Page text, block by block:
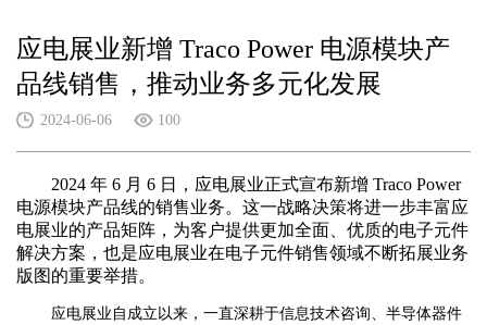
应电展业新增 Traco Power 电源模块产
品线销售，推动业务多元化发展
2024-06-06 100
2024 年 6 月 6 日，应电展业正式宣布新增 Traco Power
电源模块产品线的销售业务。这一战略决策将进一步丰富应
电展业的产品矩阵，为客户提供更加全面、优质的电子元件
解决方案，也是应电展业在电子元件销售领域不断拓展业务
版图的重要举措。
应电展业自成立以来，一直深耕于信息技术咨询、半导体器件